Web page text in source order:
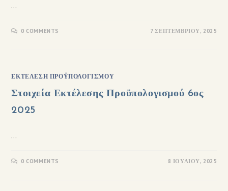
…
0 COMMENTS 7 ΣΕΠΤΕΜΒΡΊΟΥ, 2025
ΕΚΤΈΛΕΣΗ ΠΡΟΫΠΟΛΟΓΙΣΜΟΎ
Στοιχεία Εκτέλεσης Προϋπολογισμού 6ος
2025
…
0 COMMENTS 8 ΙΟΥΛΊΟΥ, 2025